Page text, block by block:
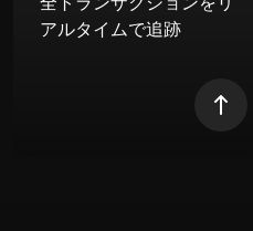
アルタイムで追跡